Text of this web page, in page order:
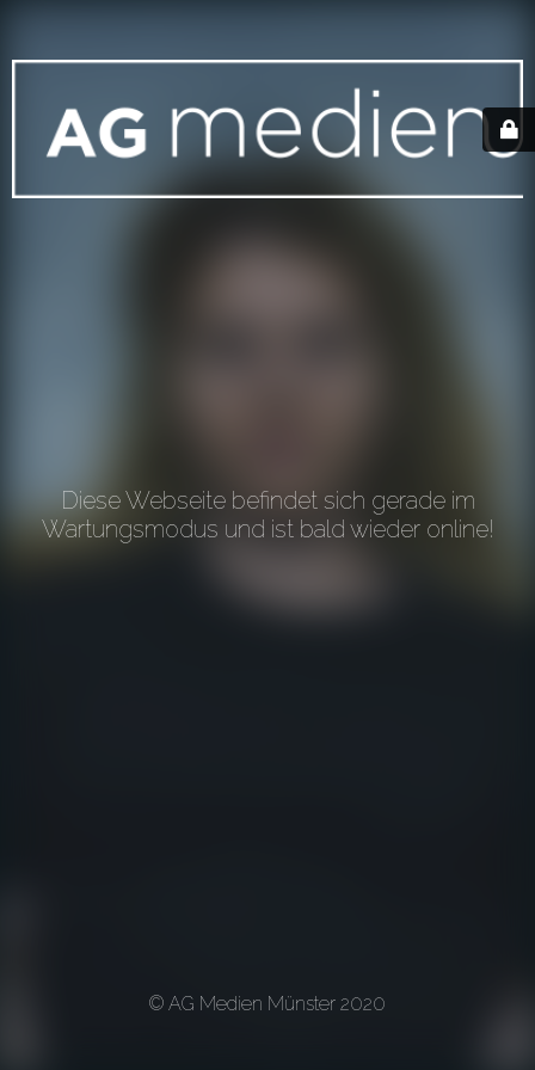
Diese Webseite befindet sich gerade im
Wartungsmodus und ist bald wieder online!
© AG Medien Münster 2020